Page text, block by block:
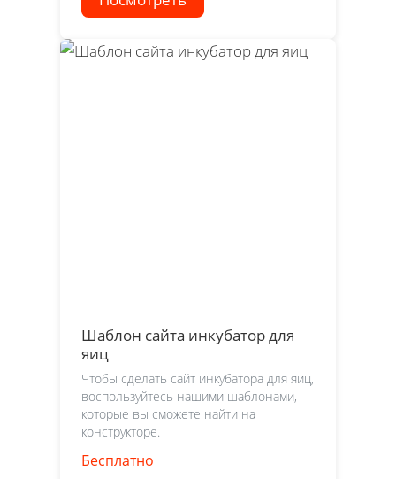
Шаблон сайта инкубатор для
яиц
Чтобы сделать сайт инкубатора для яиц,
воспользуйтесь нашими шаблонами,
которые вы сможете найти на
конструкторе.
Бесплатно